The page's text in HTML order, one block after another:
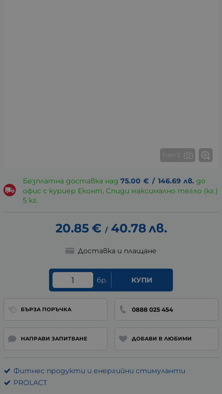
1 от 2
Безплатна доставка над 75.00 € / 146.69 лв. до
офис с куриер Еконт, Спиди максимално тегло (кг.)
5 кг.
20.85 € / 40.78лв.
Доставка и плащане
бр. КУПИ
БЪРЗА ПОРЪЧКА 0888 025 454
НАПРАВИ ЗАПИТВАНЕ ДОБАВИ В ЛЮБИМИ
Фитнес продукти и енергийни стимуланти
PROLACT